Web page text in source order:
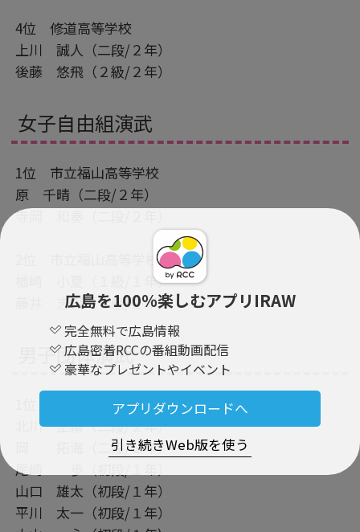
広島を100％楽しむアプリIRAW
完全無料で広島情報
広島密着RCCの番組動画配信
豪華なプレゼントやイベント
アプリダウンロードへ
引き続きWeb版を使う
4位 修道高等学校
上川 誠人（二段/２年）
後藤 悠飛（２級/２年）
女子自由組演武
1位 市立福山高等学校
原 千晴（二段/２年）
寺岡 和奏（二段/２年）
2位 市立福山高等学校
楢崎 小夏（１級/１年）
藤井 志帆（１級/１年）
男子団体演武
1位 広島城北高等学校
北川 正績（二段/２年）
岡 拓海（二段/２年）
尾崎 歩（初段/１年）
山口 雄太（初段/１年）
平川 太一（初段/１年）